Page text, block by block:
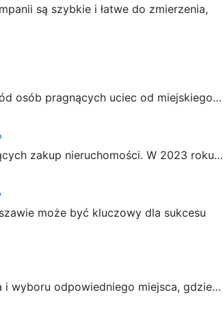
są szybkie i łatwe do zmierzenia,
osób pragnących uciec od miejskiego…
zakup nieruchomości. W 2023 roku…
może być kluczowy dla sukcesu
wyboru odpowiedniego miejsca, gdzie…